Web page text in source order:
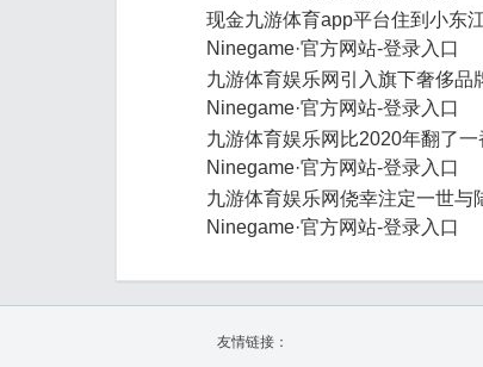
现金九游体育app平台住到小东
Ninegame·官方网站-登录入口
九游体育娱乐网引入旗下奢侈品
Ninegame·官方网站-登录入口
九游体育娱乐网比2020年翻了一
Ninegame·官方网站-登录入口
九游体育娱乐网侥幸注定一世与
Ninegame·官方网站-登录入口
友情链接：